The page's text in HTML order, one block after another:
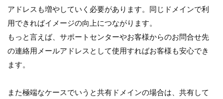
アドレスも増やしていく必要があります。同じドメインで利
用できればイメージの向上につながります。
もっと言えば、サポートセンターやお客様からのお問合せ先
の連絡用メールアドレスとして使用すればお客様も安心でき
ます。
また極端なケースでいうと共有ドメインの場合は、共有して